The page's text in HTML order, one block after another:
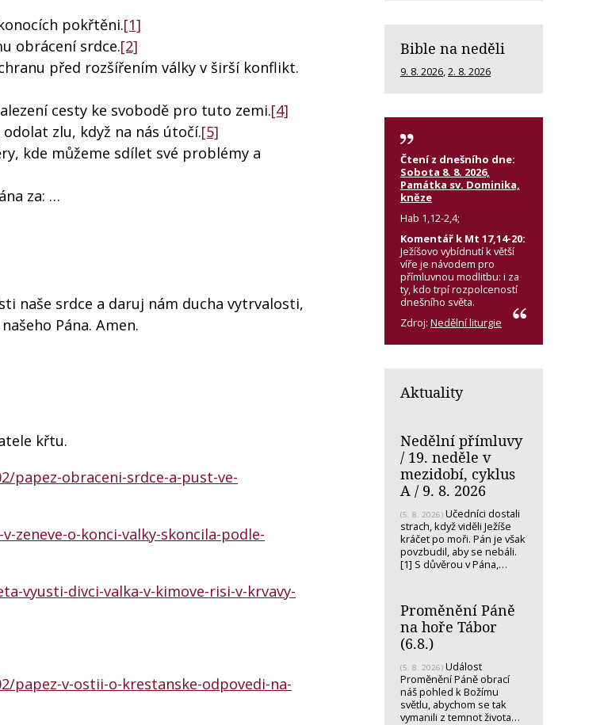
pokřtěni.[1]
obrácení srdce.[2]
před rozšířením války v širší konflikt.
cesty ke svobodě pro tuto zemi.[4]
zlu, když na nás útočí.[5]
kde můžeme sdílet své problémy a
za: …
naše srdce a daruj nám ducha vytrvalosti,
Pána. Amen.
křtu.
papez-obraceni-srdce-a-pust-ve-
zeneve-o-konci-valky-skoncila-podle-
vyusti-divci-valka-v-kimove-risi-v-krvavy-
papez-v-ostii-o-krestanske-odpovedi-na-
Bible na neděli
9. 8. 2026 2. 8. 2026
Čtení z dnešního dne:
Sobota 8. 8. 2026,
Památka sv. Dominika,
kněze
Hab 1,12-2,4;
Komentář k Mt 17,14-20:
Ježíšovo vybídnutí k větší
víře je návodem pro
přímluvnou modlitbu: i za
ty, kdo trpí rozpolceností
dnešního světa.
Zdroj: Nedělní liturgie
Aktuality
Nedělní přímluvy
/ 19. neděle v
mezidobí, cyklus
A / 9. 8. 2026
(5. 8. 2026) Učedníci dostali
strach, když viděli Ježíše
kráčet po moři. Pán je však
povzbudil, aby se nebáli.
[1] S důvěrou v Pána,…
Proměnění Páně
na hoře Tábor
(6.8.)
(5. 8. 2026) Událost
Proměnění Páně obrací
náš pohled k Božímu
světlu, abychom se tak
vymanili z temnot života…